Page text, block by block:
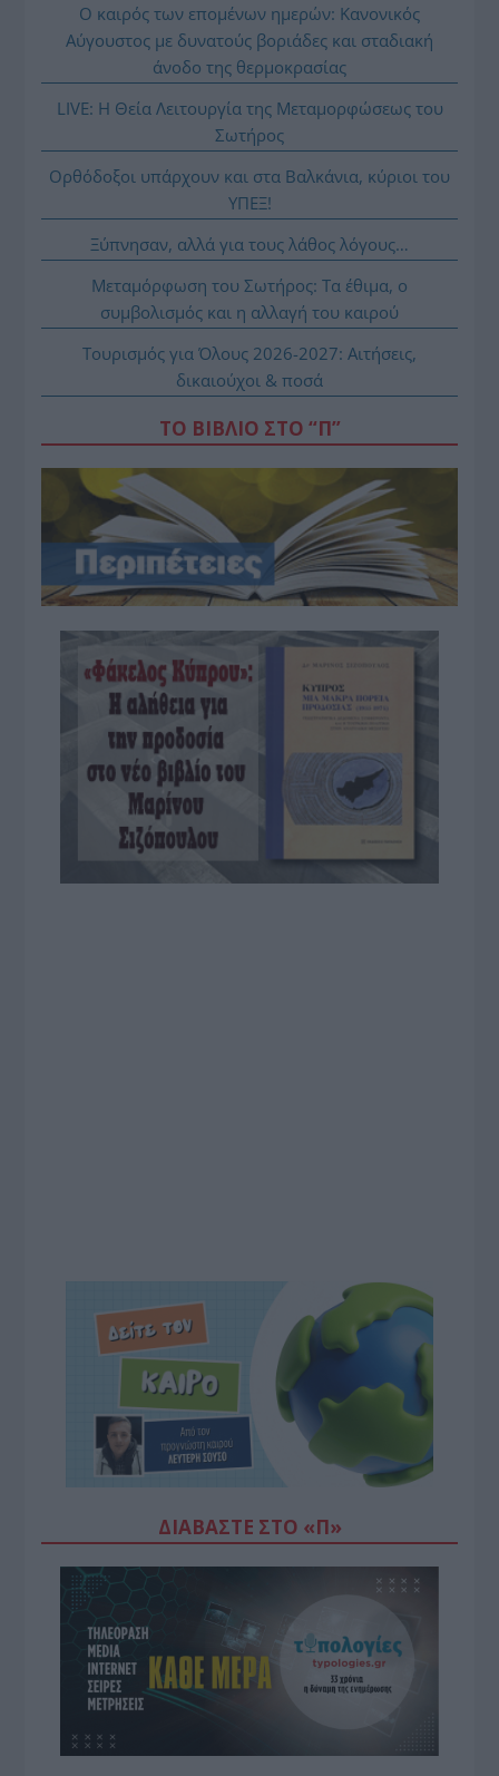
Ο καιρός των επομένων ημερών: Κανονικός
Αύγουστος με δυνατούς βοριάδες και σταδιακή
άνοδο της θερμοκρασίας
LIVE: Η Θεία Λειτουργία της Μεταμορφώσεως του
Σωτήρος
Ορθόδοξοι υπάρχουν και στα Βαλκάνια, κύριοι του
ΥΠΕΞ!
Ξύπνησαν, αλλά για τους λάθος λόγους…
Μεταμόρφωση του Σωτήρος: Τα έθιμα, ο
συμβολισμός και η αλλαγή του καιρού
Τουρισμός για Όλους 2026-2027: Αιτήσεις,
δικαιούχοι & ποσά
ΤΟ ΒΙΒΛΙΟ ΣΤΟ “Π”
ΔΙΑΒΆΣΤΕ ΣΤΟ «Π»